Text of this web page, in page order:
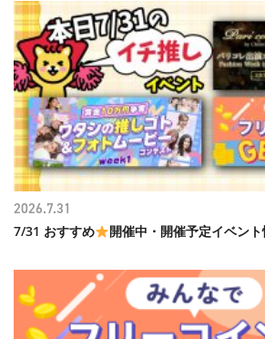
7/31 おすすめ 開催中・開催予定イベン
2026.7.31